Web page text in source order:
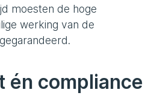
moesten de hoge
werking van de
én compliance